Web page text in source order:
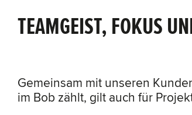
TEAMGEIST, FOKUS
Gemeinsam mit unseren
im Bob zählt, gilt auch für